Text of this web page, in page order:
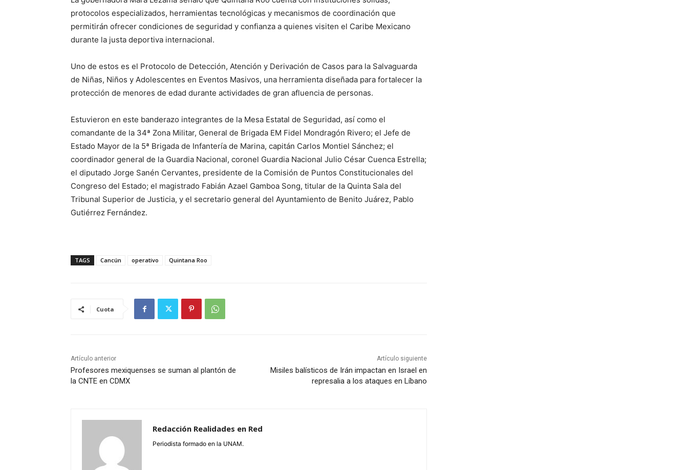
protocolos especializados, herramientas tecnológicas y mecanismos de coordinación que
permitirán ofrecer condiciones de seguridad y confianza a quienes visiten el Caribe Mexicano
durante la justa deportiva internacional.
Uno de estos es el Protocolo de Detección, Atención y Derivación de Casos para la Salvaguarda
de Niñas, Niños y Adolescentes en Eventos Masivos, una herramienta diseñada para fortalecer la
protección de menores de edad durante actividades de gran afluencia de personas.
Estuvieron en este banderazo integrantes de la Mesa Estatal de Seguridad, así como el
comandante de la 34ª Zona Militar, General de Brigada EM Fidel Mondragón Rivero; el Jefe de
Estado Mayor de la 5ª Brigada de Infantería de Marina, capitán Carlos Montiel Sánchez; el
coordinador general de la Guardia Nacional, coronel Guardia Nacional Julio César Cuenca Estrella;
el diputado Jorge Sanén Cervantes, presidente de la Comisión de Puntos Constitucionales del
Congreso del Estado; el magistrado Fabián Azael Gamboa Song, titular de la Quinta Sala del
Tribunal Superior de Justicia, y el secretario general del Ayuntamiento de Benito Juárez, Pablo
Gutiérrez Fernández.
TAGS Cancún operativo Quintana Roo
Cuota
Artículo anterior
Profesores mexiquenses se suman al plantón de
la CNTE en CDMX
Artículo siguiente
Misiles balísticos de Irán impactan en Israel en
represalia a los ataques en Líbano
Redacción Realidades en Red
Periodista formado en la UNAM.